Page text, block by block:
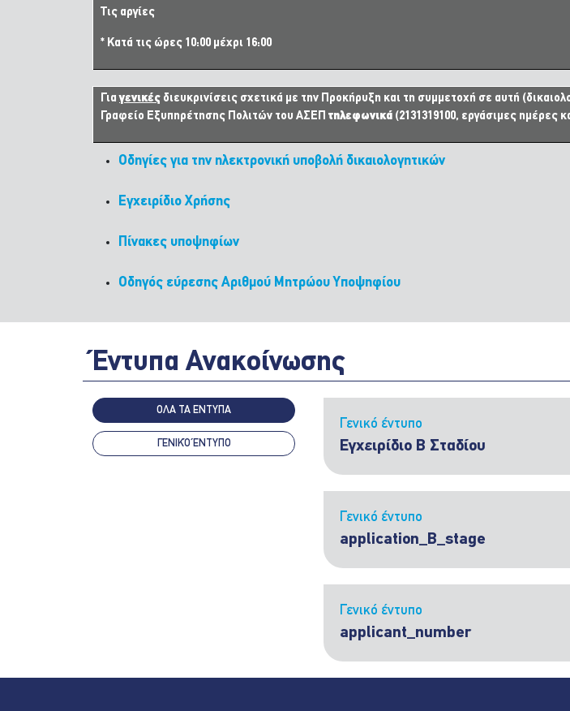
Τις αργίες
* Κατά τις ώρες 10:00 μέχρι 16:00
Γιαγενικές διευκρινίσεις σχετικά με την Προκήρυξη και τη συμμετοχή σε αυτή
Γραφείο Εξυπηρέτησης Πολιτών του ΑΣΕΠ τηλεφωνικά (2131319100, εργάσιμες ημέρες
Οδηγίες για την ηλεκτρονική υποβολή δικαιολογητικών
Εγχειρίδιο Χρήσης
Πίνακες υποψηφίων
Οδηγός εύρεσης Αριθμού Μητρώου Υποψηφίου
Έντυπα Ανακοίνωσης
ΟΛΑ ΤΑ ΕΝΤΥΠΑ
ΓΕΝΙΚΌ ΈΝΤΥΠΟ
Γενικό έντυπο
Εγχειρίδιο Β Σταδίου
Γενικό έντυπο
application_B_stage
Γενικό έντυπο
applicant_number